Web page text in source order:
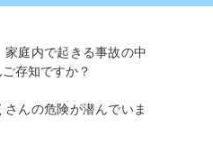
庭内で起きる事故の中
存知ですか？
んの危険が潜んでいま